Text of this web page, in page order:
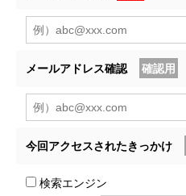
メールアドレス確認 確認用
今回アクセスされたきっかけ
検索エンジン